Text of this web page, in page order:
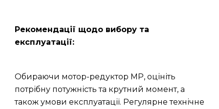
Рекомендації щодо вибору та
експлуатації:
Обираючи мотор-редуктор МР, оцініть
потрібну потужність та крутний момент, а
також умови експлуатації. Регулярне технічне